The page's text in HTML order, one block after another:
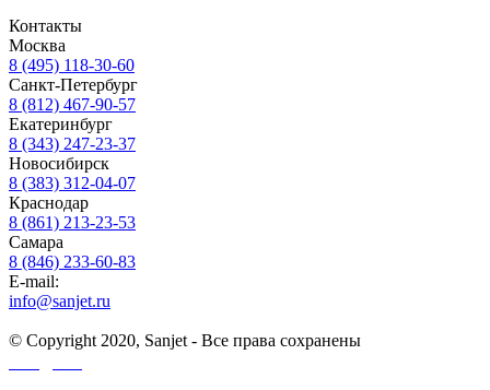
Контакты
Москва
8 (495) 118-30-60
Санкт-Петербург
8 (812) 467-90-57
Екатеринбург
8 (343) 247-23-37
Новосибирск
8 (383) 312-04-07
Краснодар
8 (861) 213-23-53
Самара
8 (846) 233-60-83
E-mail:
info@sanjet.ru
© Copyright 2020, Sanjet - Все права сохранены